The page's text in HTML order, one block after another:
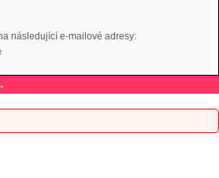
následující e-mailové adresy: